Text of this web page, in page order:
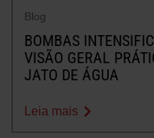
Blog
BOMBAS
VISÃO GERAL
JATO DE ÁGUA
Leia mais